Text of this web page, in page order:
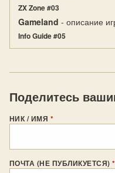
ZX Zone #03
Gameland - описание
Info Guide #05
Поделитесь
НИК / ИМЯ *
ПОЧТА (НЕ ПУБЛИКУЕТСЯ)*